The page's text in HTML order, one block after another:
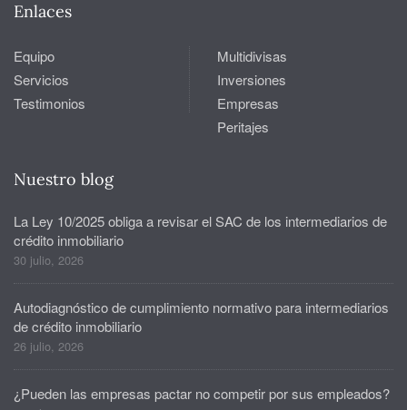
Enlaces
Equipo
Servicios
Testimonios
Multidivisas
Inversiones
Empresas
Peritajes
Nuestro blog
La Ley 10/2025 obliga a revisar el SAC de los intermediarios de
crédito inmobiliario
30 julio, 2026
Autodiagnóstico de cumplimiento normativo para intermediarios
de crédito inmobiliario
26 julio, 2026
¿Pueden las empresas pactar no competir por sus empleados?